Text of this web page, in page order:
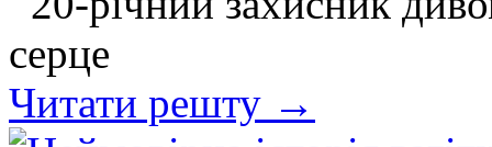
серце
Читати решту →